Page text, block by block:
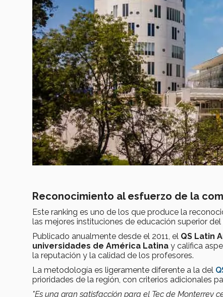
Reconocimiento al esfuerzo de la
Este ranking es uno de los que produce la
las mejores instituciones de educación superior del
Publicado anualmente desde el 2011, el QS Latin
universidades de América Latina y califica
la reputación y la calidad de los profesores.
La metodología es ligeramente diferente a la del
prioridades de la región, con criterios adicionales
"Es una gran satisfacción para el Tec de Monterrey